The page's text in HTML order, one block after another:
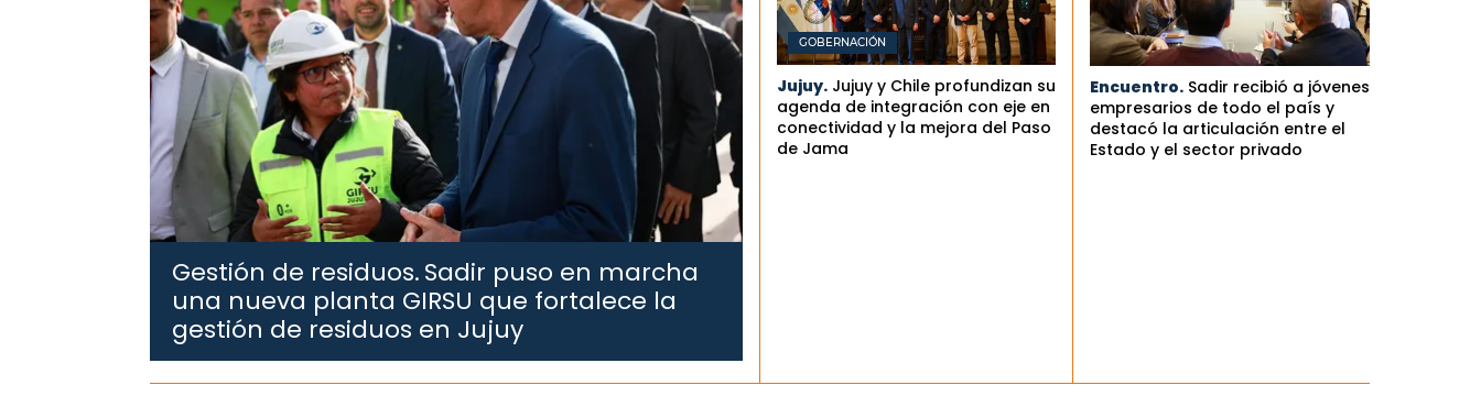
Gestión de residuos.Sadir puso en marcha
una nueva planta GIRSU que fortalece la
gestión de residuos en Jujuy
GOBERNACIÓN
Jujuy. Jujuy y Chile profundizan su
agenda de integración con eje en
conectividad y la mejora del Paso
de Jama
Encuentro. Sadir recibió a jóvenes
empresarios de todo el país y
destacó la articulación entre el
Estado y el sector privado